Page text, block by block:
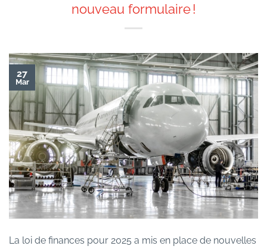
nouveau formulaire !
27
Mar
La loi de finances pour 2025 a mis en place de nouvelles